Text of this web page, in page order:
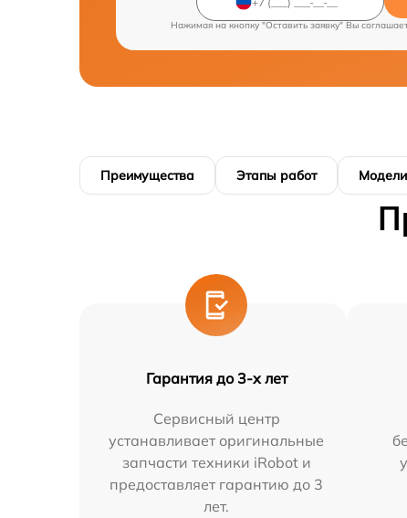
Нажимая на кнопку "Оставить заявку" Вы
Преимущества Этапы работ Модели
Гарантия до 3-х лет
Сервисный центр
устанавливает оригинальные
запчасти техники iRobot и
предоставляет гарантию до 3
лет.